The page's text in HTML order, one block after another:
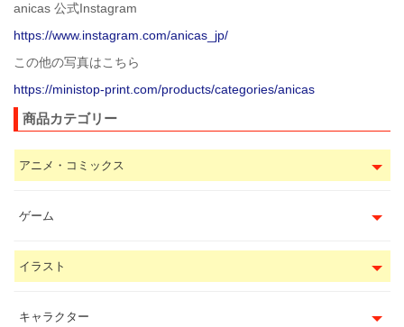
anicas 公式Instagram
https://www.instagram.com/anicas_jp/
この他の写真はこちら
https://ministop-print.com/products/categories/anicas
商品カテゴリー
アニメ・コミックス
ゲーム
イラスト
キャラクター